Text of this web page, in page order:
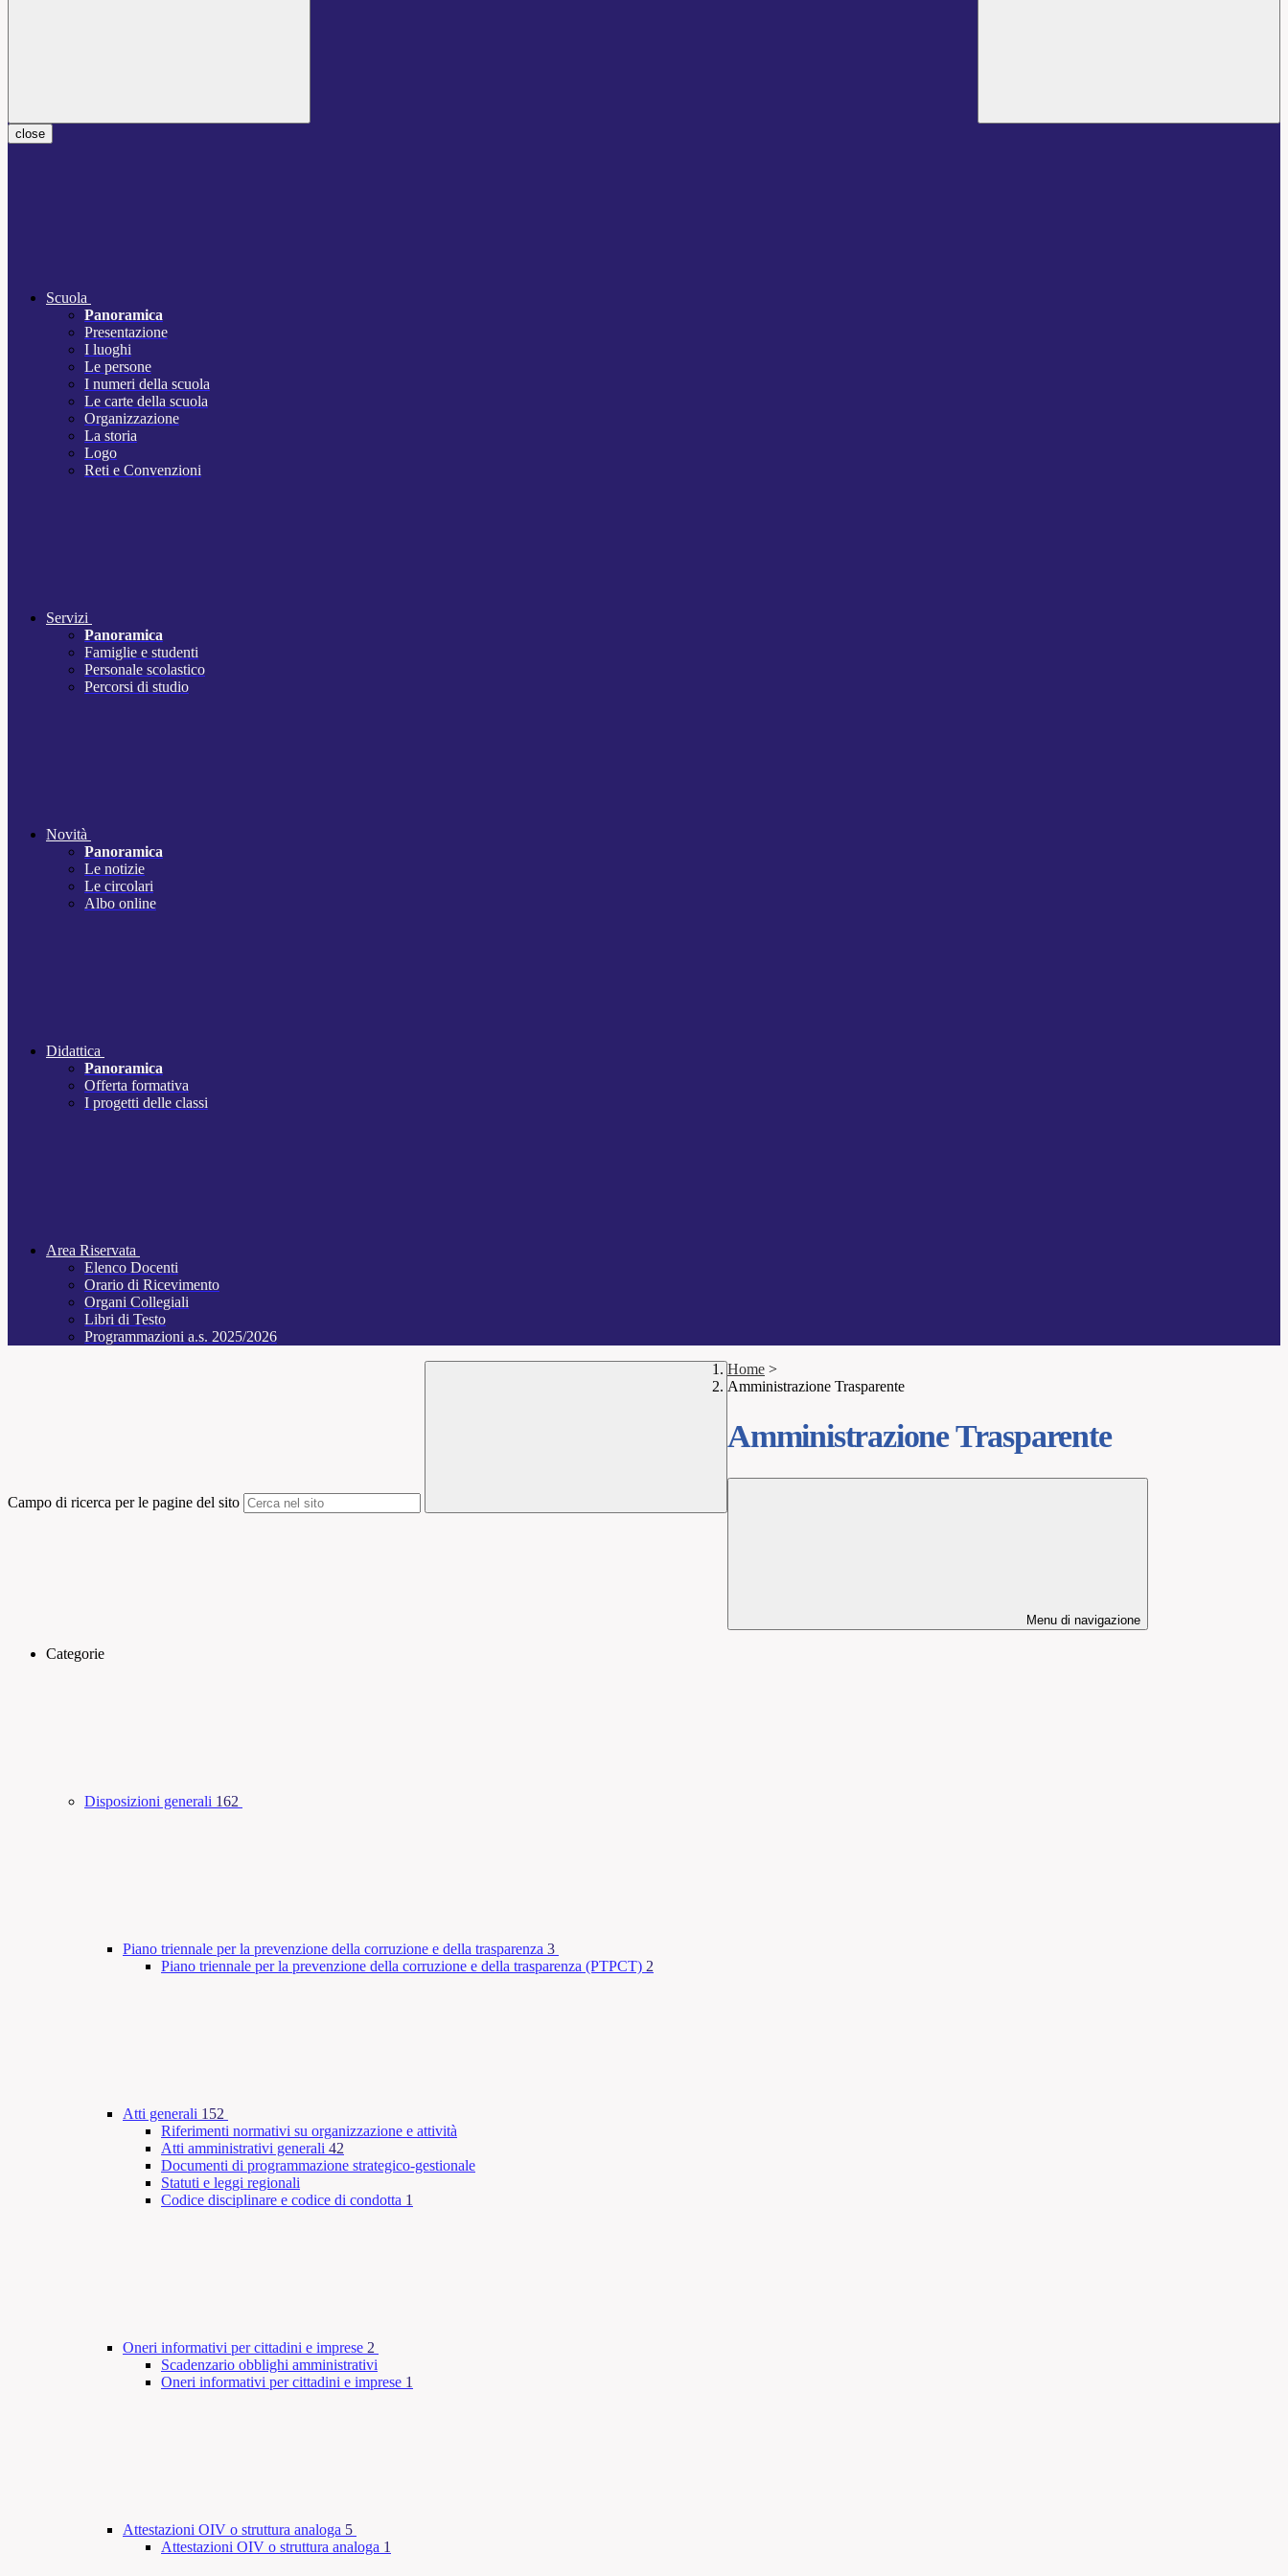
close
Scuola
Panoramica
Presentazione
I luoghi
Le persone
I numeri della scuola
Le carte della scuola
Organizzazione
La storia
Logo
Reti e Convenzioni
Servizi
Panoramica
Famiglie e studenti
Personale scolastico
Percorsi di studio
Novità
Panoramica
Le notizie
Le circolari
Albo online
Didattica
Panoramica
Offerta formativa
I progetti delle classi
Area Riservata
Elenco Docenti
Orario di Ricevimento
Organi Collegiali
Libri di Testo
Programmazioni a.s. 2025/2026
Campo di ricerca per le pagine del sito
Home >
Amministrazione Trasparente
Amministrazione Trasparente
Menu di navigazione
Categorie
Disposizioni generali 162
Piano triennale per la prevenzione della corruzione e della trasparenza 3
Piano triennale per la prevenzione della corruzione e della trasparenza (PTPCT) 2
Atti generali 152
Riferimenti normativi su organizzazione e attività
Atti amministrativi generali 42
Documenti di programmazione strategico-gestionale
Statuti e leggi regionali
Codice disciplinare e codice di condotta 1
Oneri informativi per cittadini e imprese 2
Scadenzario obblighi amministrativi
Oneri informativi per cittadini e imprese 1
Attestazioni OIV o struttura analoga 5
Attestazioni OIV o struttura analoga 1